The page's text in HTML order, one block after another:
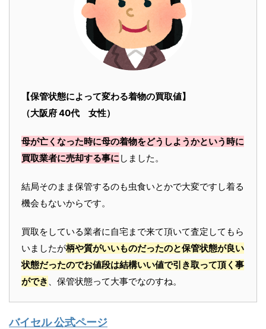
【保管状態によって変わる着物の買取値】
（大阪府 40代 女性）
母が亡くなった時に母の着物をどうしようかという時に
買取業者に売却する事に しました。
結局そのまま保管するのも虫食いとかで大変ですし着る
機会もないからです。
買取をしている業者に自宅まで来て頂いて査定してもら
いましたが柄や質がいいものだったのと保管状態が良い
状態だったのでお値段は結構いい値で引き取って頂く事
ができ
、保管状態って大事でなのすね。
バイセル 公式ページ